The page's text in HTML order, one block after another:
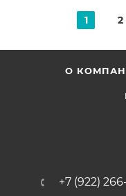
1 2
О
+7 (922)